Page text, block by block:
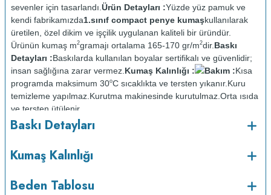
sevenler için tasarlandı. Ürün Detayları :Yüzde yüz pamuk ve
kendi fabrikamızda1.sınıf compact penye kumaşkullanılarak
üretilen, özel dikim ve işçilik uygulanan kaliteli bir üründür.
Ürünün kumaş m2gramajı ortalama 165-170 gr/m2dir. Baskı
Detayları :Baskılarda kullanılan boyalar sertifikalı ve güvenlidir;
insan sağlığına zarar vermez. Kumaş Kalınlığı : Bakım :Kısa
programda maksimum 30oC sıcaklıkta ve tersten yıkanır. Kuru
temizleme yapılmaz. Kurutma makinesinde kurutulmaz. Orta ısıda
ve tersten ütülenir.
Baskı Detayları
Kumaş Kalınlığı
Beden Tablosu